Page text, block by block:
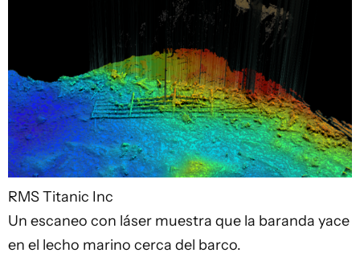
RMS Titanic Inc
Un escaneo con láser muestra que la baranda yace
en el lecho marino cerca del barco.